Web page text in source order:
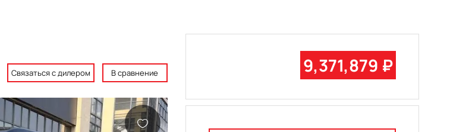
Связаться с дилером В сравнение 9,371,879 ₽